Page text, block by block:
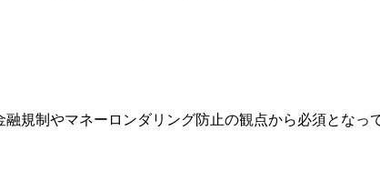
規制やマネーロンダリング防止の観点から必須とな